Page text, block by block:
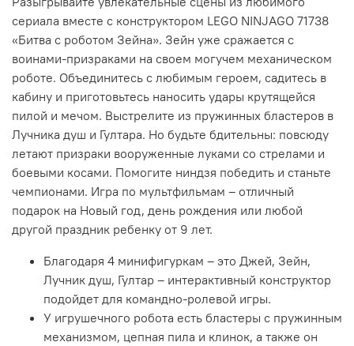
сериала вместе с конструктором LEGO NINJAGO 71738
«Битва с роботом Зейна». Зейн уже сражается с
воинами-призраками на своем могучем механическом
роботе. Объединитесь с любимым героем, садитесь в
кабину и приготовьтесь наносить удары крутящейся
пилой и мечом. Выстрелите из пружинных бластеров в
Лучника душ и Гултара. Но будьте бдительны: повсюду
летают призраки вооруженные луками со стрелами и
боевыми косами. Помогите ниндзя победить и станьте
чемпионами. Игра по мультфильмам – отличный
подарок на Новый год, день рождения или любой
другой праздник ребенку от 9 лет.
Благодаря 4 минифигуркам – это Джей, Зейн,
Лучник душ, Гултар – интерактивный конструктор
подойдет для командно-ролевой игры.
У игрушечного робота есть бластеры с пружинным
механизмом, цепная пила и клинок, а также он